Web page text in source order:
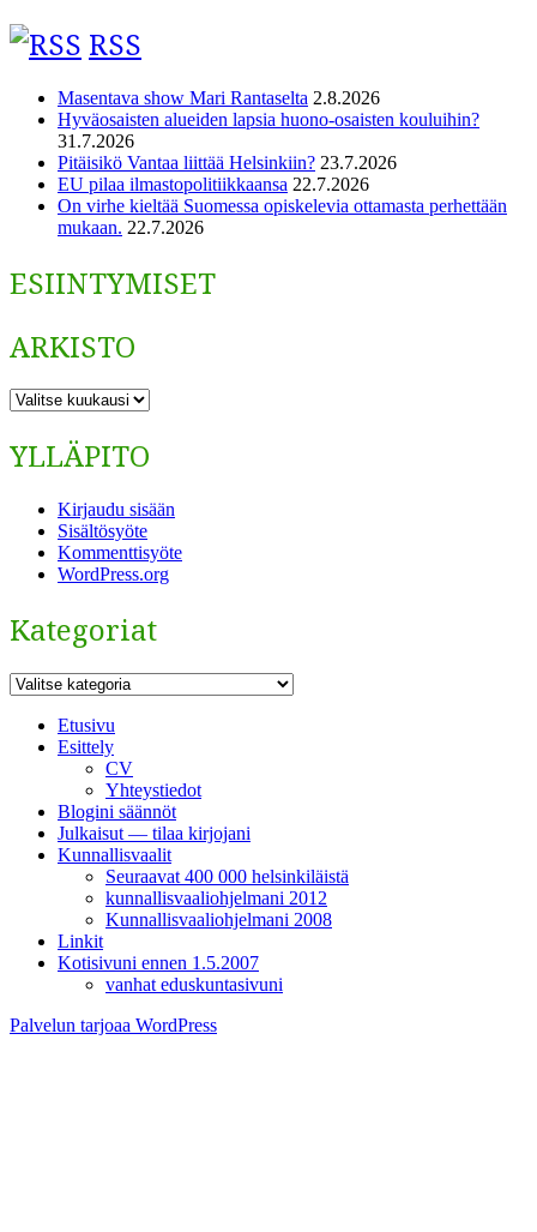
RSS
Masentava show Mari Rantaselta 2.8.2026
Hyväosaisten alueiden lapsia huono-osaisten kouluihin?
31.7.2026
Pitäisikö Vantaa liittää Helsinkiin? 23.7.2026
EU pilaa ilmastopolitiikkaansa 22.7.2026
On virhe kieltää Suomessa opiskelevia ottamasta perhettään
mukaan. 22.7.2026
ESIINTYMISET
ARKISTO
ARKISTO
YLLÄPITO
Kirjaudu sisään
Sisältösyöte
Kommenttisyöte
WordPress.org
Kategoriat
Kategoriat
Etusivu
Esittely
CV
Yhteystiedot
Blogini säännöt
Julkaisut — tilaa kirjojani
Kunnallisvaalit
Seuraavat 400 000 helsinkiläistä
kunnallisvaaliohjelmani 2012
Kunnallisvaaliohjelmani 2008
Linkit
Kotisivuni ennen 1.5.2007
vanhat eduskuntasivuni
Palvelun tarjoaa WordPress